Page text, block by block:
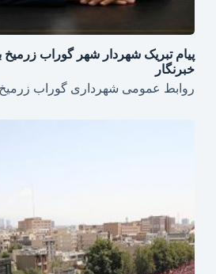
پیام تبریک شهردار شهر گوراب زرمیخ
خبرنگار
روابط عمومی شهرداری گوراب زرمیخ